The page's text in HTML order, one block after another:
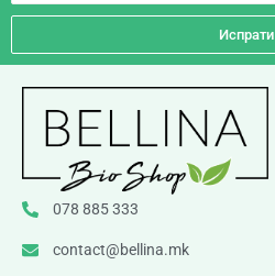
Испрати
078 885 333
contact@bellina.mk